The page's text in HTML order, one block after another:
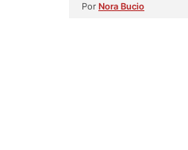
Por Nora Bucio